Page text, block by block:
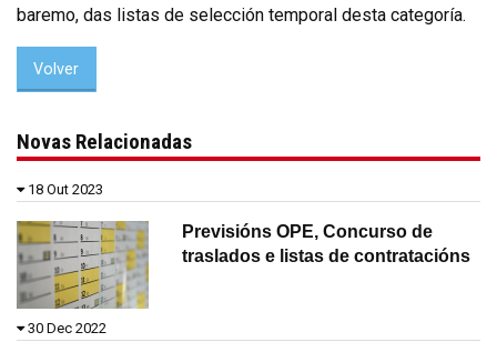
baremo, das listas de selección temporal desta categoría.
Volver
Novas Relacionadas
18 Out 2023
Previsións OPE, Concurso de
traslados e listas de contratacións
30 Dec 2022